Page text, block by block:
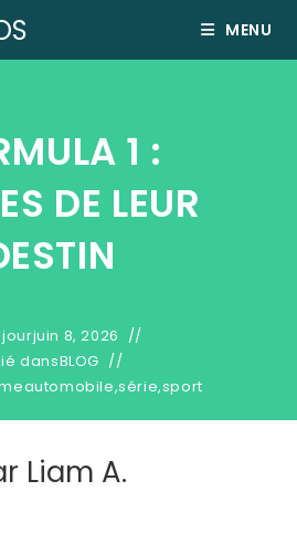
MENU
1 :
DE LEUR
juin 8, 2026
dansBLOG
automobile,série,sport
Liam A.